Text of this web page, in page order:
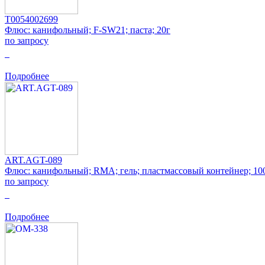
T0054002699
Флюс: канифольный; F-SW21; паста; 20г
по запросу
Подробнее
ART.AGT-089
Флюс: канифольный; RMA; гель; пластмассовый контейнер;
по запросу
Подробнее